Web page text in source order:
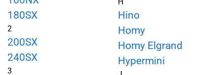
180SX
2
200SX
240SX
3
Hino
Homy
Homy Elgrand
Hypermini